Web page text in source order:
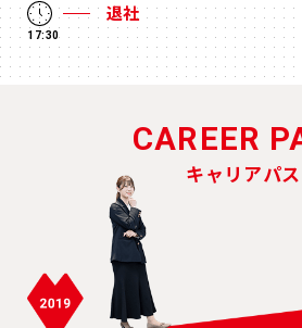
17:30
退社
CAREER
キャリアパス